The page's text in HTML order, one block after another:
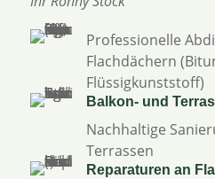
Professionelle
Flachdächern
Flüssigkunststoff)
Balkon- und
Nachhaltige
Terrassen
Reparaturen an